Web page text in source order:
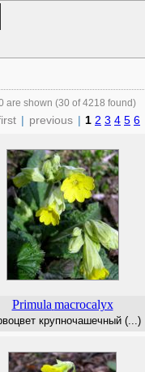
are shown (30 of 4218 found)
| previous | 1 2 3 4 5 6
Primula macrocalyx
крупночашечный (...)